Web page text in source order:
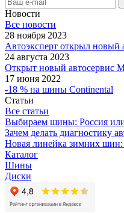
Новости
Все новости
28 ноября 2023
Автоэксперт открыл новый
24 августа 2023
Открыт новый автосервис
17 июня 2022
-18 % на шины Continental
Статьи
Все статьи
Выбираем шины: Россия
Зачем делать диагностику
Новая линейка зимних шин:
Каталог
Шины
Диски